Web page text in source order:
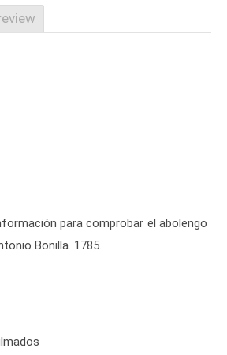
para comprobar el abolengo
Bonilla. 1785.